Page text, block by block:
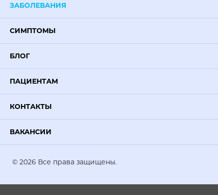
ЗАБОЛЕВАНИЯ
СИМПТОМЫ
БЛОГ
ПАЦИЕНТАМ
КОНТАКТЫ
ВАКАНСИИ
© 2026 Все права защищены.